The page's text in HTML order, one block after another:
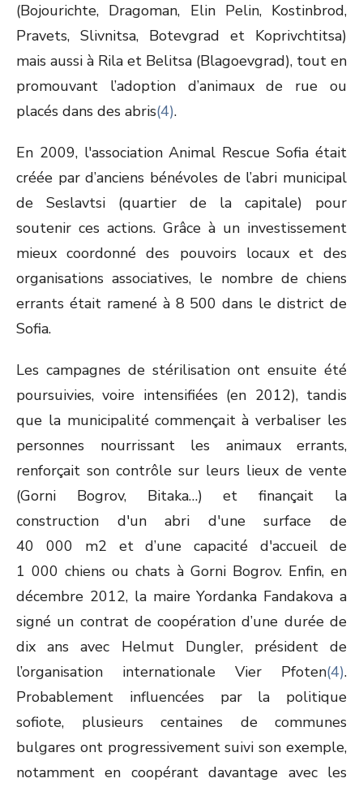
(Bojourichte, Dragoman, Elin Pelin, Kostinbrod,
Pravets, Slivnitsa, Botevgrad et Koprivchtitsa)
mais aussi à Rila et Belitsa (Blagoevgrad), tout en
promouvant l’adoption d’animaux de rue ou
placés dans des abris(4).
En 2009, l'association Animal Rescue Sofia était
créée par d’anciens bénévoles de l’abri municipal
de Seslavtsi (quartier de la capitale) pour
soutenir ces actions. Grâce à un investissement
mieux coordonné des pouvoirs locaux et des
organisations associatives, le nombre de chiens
errants était ramené à 8 500 dans le district de
Sofia.
Les campagnes de stérilisation ont ensuite été
poursuivies, voire intensifiées (en 2012), tandis
que la municipalité commençait à verbaliser les
personnes nourrissant les animaux errants,
renforçait son contrôle sur leurs lieux de vente
(Gorni Bogrov, Bitaka…) et finançait la
construction d'un abri d'une surface de
40 000 m2 et d’une capacité d'accueil de
1 000 chiens ou chats à Gorni Bogrov. Enfin, en
décembre 2012, la maire Yordanka Fandakova a
signé un contrat de coopération d’une durée de
dix ans avec Helmut Dungler, président de
l’organisation internationale Vier Pfoten(4).
Probablement influencées par la politique
sofiote, plusieurs centaines de communes
bulgares ont progressivement suivi son exemple,
notamment en coopérant davantage avec les